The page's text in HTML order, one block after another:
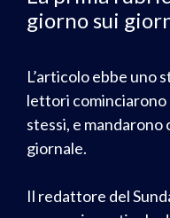
giorno sui
L’articolo ebbe uno
lettori cominciarono
stessi, e
giornale.
Il redattore del